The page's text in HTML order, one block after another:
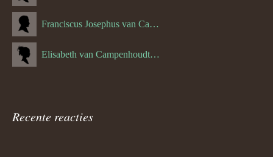
Franciscus Josephus van Campenhoudt (1719.) (10-08-1875)
Elisabeth van Campenhoudt (1716.) (28-05-1870)
Recente reacties